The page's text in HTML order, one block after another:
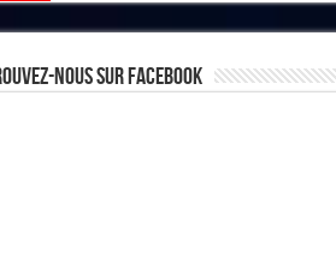
Nous Sur Facebook